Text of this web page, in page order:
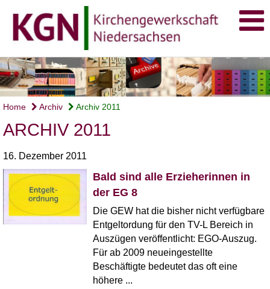
Home Archiv Archiv 2011
ARCHIV 2011
16. Dezember 2011
Bald sind alle Erzieherinnen in
der EG 8
Die GEW hat die bisher nicht verfügbare
Entgeltordung für den TV-L Bereich in
Auszügen veröffentlicht: EGO-Auszug.
Für ab 2009 neueingestellte
Beschäftigte bedeutet das oft eine
höhere ...